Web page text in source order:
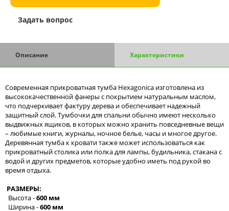
Задать вопрос
Описание Характеристики
Современная прикроватная тумба Hexagonica изготовлена из
высококачественной фанеры с покрытием натуральным маслом,
что подчеркивает фактуру дерева и обеспечивает надежный
защитный слой. Тумбочки для спальни обычно имеют несколько
выдвижных ящиков, в которых можно хранить повседневные вещи
– любимые книги, журналы, ночное белье, часы и многое другое.
Деревянная тумба к кровати также может использоваться как
прикроватный столика или полка для лампы, будильника, стакана с
водой и других предметов, которые удобно иметь под рукой во
время отдыха.
РАЗМЕРЫ:
Высота -600 мм
Ширина -600 мм